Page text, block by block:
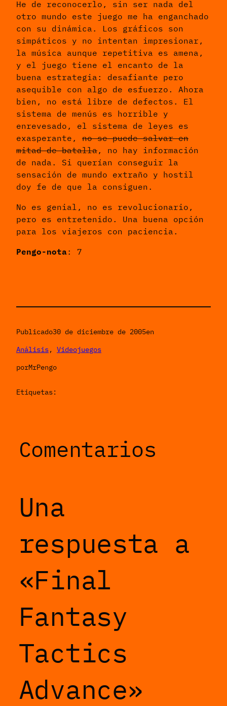
He de reconocerlo, sin ser nada del
otro mundo este juego me ha enganchado
con su dinámica. Los gráficos son
simpáticos y no intentan impresionar,
la música aunque repetitiva es amena,
y el juego tiene el encanto de la
buena estrategia: desafiante pero
asequible con algo de esfuerzo. Ahora
bien, no está libre de defectos. El
sistema de menús es horrible y
enrevesado, el sistema de leyes es
exasperante, no se puede salvar en
mitad de batalla , no hay información
de nada. Si querían conseguir la
sensación de mundo extraño y hostil
doy fe de que la consiguen.
No es genial, no es revolucionario,
pero es entretenido. Una buena opción
para los viajeros con paciencia.
Pengo-nota: 7
Publicado30 de diciembre de 2005en
Análisis, Videojuegos
porMrPengo
Etiquetas:
Comentarios
Una
respuesta a
«Final
Fantasy
Tactics
Advance»